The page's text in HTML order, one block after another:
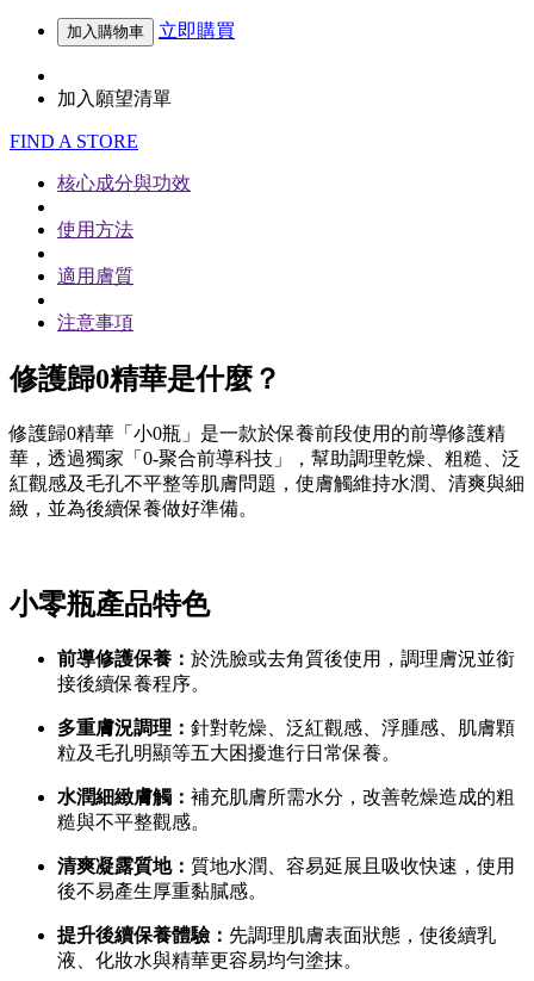
加入購物車 立即購買
加入願望清單
FIND A STORE
核心成分與功效
使用方法
適用膚質
注意事項
修護歸0精華是什麼？
修護歸0精華「小0瓶」是一款於保養前段使用的前導修護精
華，透過獨家「0-聚合前導科技」，幫助調理乾燥、粗糙、泛
紅觀感及毛孔不平整等肌膚問題，使膚觸維持水潤、清爽與細
緻，並為後續保養做好準備。
小零瓶產品特色
前導修護保養： 於洗臉或去角質後使用，調理膚況並銜
接後續保養程序。
多重膚況調理： 針對乾燥、泛紅觀感、浮腫感、肌膚顆
粒及毛孔明顯等五大困擾進行日常保養。
水潤細緻膚觸： 補充肌膚所需水分，改善乾燥造成的粗
糙與不平整觀感。
清爽凝露質地： 質地水潤、容易延展且吸收快速，使用
後不易產生厚重黏膩感。
提升後續保養體驗： 先調理肌膚表面狀態，使後續乳
液、化妝水與精華更容易均勻塗抹。